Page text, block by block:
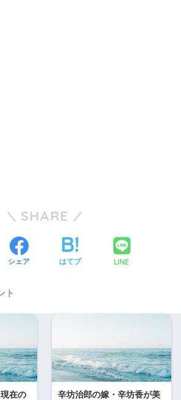
SHARE
シェア はてブ LINE
ト
在の 辛坊治郎の嫁・辛坊香が美